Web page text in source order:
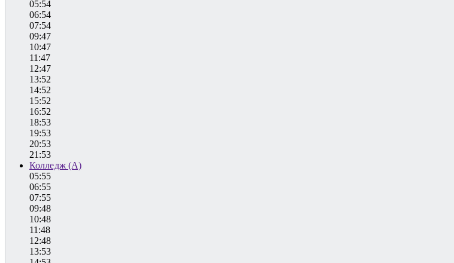
05:54
06:54
07:54
09:47
10:47
11:47
12:47
13:52
14:52
15:52
16:52
18:53
19:53
20:53
21:53
Колледж (А)
05:55
06:55
07:55
09:48
10:48
11:48
12:48
13:53